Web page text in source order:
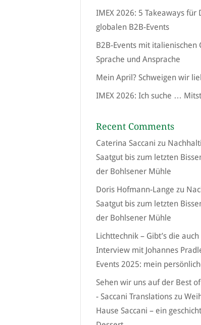
IMEX 2026: 5 Takeaways für
globalen B2B-Events
B2B-Events mit italienischen
Sprache und Ansprache
Mein April? Schweigen wir
IMEX 2026: Ich suche …
Recent Comments
Caterina Saccani zu
Saatgut bis zum letzten
der Bohlsener Mühle
Doris Hofmann-Lange zu
Saatgut bis zum letzten
der Bohlsener Mühle
Lichttechnik – Gibt’s die auch
Interview mit Johannes
Events 2025: mein
Sehen wir uns auf der Best
- Saccani Translationszu
Hause Saccani – ein